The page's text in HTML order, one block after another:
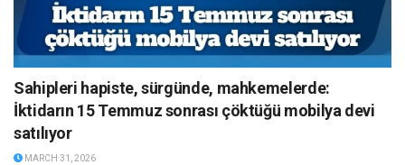
Sahipleri hapiste, sürgünde, mahkemelerde:
İktidarın 15 Temmuz sonrası çöktüğü mobilya devi
satılıyor
MARCH 31, 2026